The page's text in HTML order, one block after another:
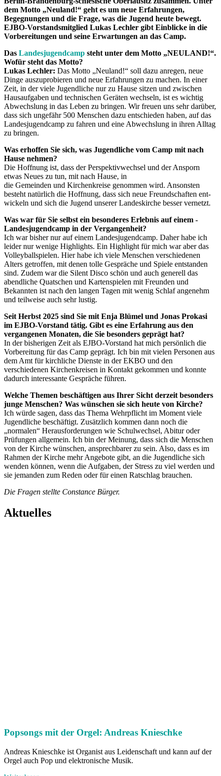
dem Motto „Neuland!“ geht es um neue Erfahrungen,
Begegnungen und die Frage, was die Jugend heute bewegt.
EJBO-Vorstandsmitglied Lukas Lechler gibt Einblicke in die
Vorbereitungen und seine Erwartungen an das Camp.
Das Landesjugendcamp steht unter dem Motto „NEULAND!“.
Wofür steht das Motto?
Lukas Lechler: Das Motto „Neuland!“ soll dazu anregen, neue
Dinge auszuprobieren und neue Erfahrungen zu machen. In einer
Zeit, in der viele Jugend­liche nur zu Hause sitzen und ­zwischen
Hausaufgaben und technischen Geräten wechseln, ist es wichtig
Abwechslung in das Leben zu bringen. Wir freuen uns sehr ­darüber,
dass sich ungefähr 500 Menschen dazu entschieden haben, auf das
Landesjugendcamp zu fahren und eine Abwechslung in ihren Alltag
zu bringen.
Was erhoffen Sie sich, was Jugendliche vom Camp mit nach
Hause nehmen?
Die Hoffnung ist, dass der Perspektivwechsel und der Ansporn
etwas Neues zu tun, mit nach Hause, in
die Gemeinden und Kirchenkreise genommen wird. Ansonsten
besteht natürlich die Hoffnung, dass sich neue Freundschaften ent­
wickeln und sich die Jugend unserer Landeskirche besser vernetzt.
Was war für Sie selbst ein besonderes Erlebnis auf einem ­
Landesjugendcamp in der Vergangenheit?
Ich war bisher nur auf einem Landesjugendcamp. Daher habe ich
leider nur wenige Highlights. Ein Highlight für mich war aber das
Volleyballspielen. Hier habe ich viele Menschen verschiedenen
Alters getroffen, mit denen tolle Gespräche und Spiele entstanden
sind. Zudem war die Silent Disco schön und auch generell das
abendliche Quatschen und Kartenspielen mit Freunden und
Bekannten ist nach den langen Tagen mit wenig Schlaf angenehm
und teilweise auch sehr lustig.
Seit Herbst 2025 sind Sie mit Enja Blümel und Jonas Prokasi
im EJBO-Vorstand tätig. Gibt es eine Erfahrung aus den
vergangenen Monaten, die Sie besonders geprägt hat?
In der bisherigen Zeit als EJBO-Vorstand hat mich persönlich die
Vorbereitung für das Camp geprägt. Ich bin mit vielen Personen aus
dem Amt für kirch­liche Dienste in der EKBO und den
verschiedenen Kirchenkreisen in Kontakt gekommen und konnte
dadurch interessante Gespräche führen.
Welche Themen beschäftigen aus Ihrer Sicht derzeit besonders
junge Menschen? Was wünschen sie sich heute von Kirche?
Ich würde sagen, dass das Thema Wehrpflicht im Moment viele
Jugendliche beschäftigt. Zusätzlich kommen dann noch die
„normalen“ Herausforderungen wie Schulwechsel, Abitur oder
Prüfungen allgemein. Ich bin der Meinung, dass sich die Menschen
von der Kirche wünschen, ansprechbarer zu sein. Also, dass es im
Rahmen der Kirche mehr Angebote gibt, an die Jugendliche sich
wenden können, wenn die Aufgaben, der Stress zu viel werden und
sie jemanden zum Reden oder für einen Ratschlag brauchen.
Die Fragen stellte Constance Bürger.
Aktuelles
Popsongs mit der Orgel: Andreas Knieschke
Andreas Knieschke ist Organist aus Leidenschaft und kann auf der
Orgel auch Pop und elektronische Musik.